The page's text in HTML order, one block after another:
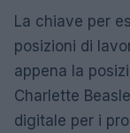
La chiave per
posizioni di
appena la
Charlette
digitale per i